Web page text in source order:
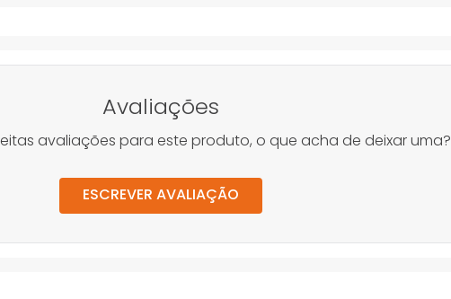
Avaliações
avaliações para este produto, o que acha de deixar uma?
ESCREVER AVALIAÇÃO